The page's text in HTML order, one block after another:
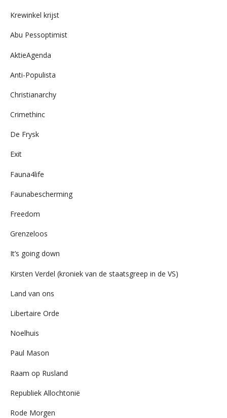
Krewinkel krijst
Abu Pessoptimist
AktieAgenda
Anti-Populista
Christianarchy
Crimethinc
De Frysk
Exit
Fauna4life
Faunabescherming
Freedom
Grenzeloos
It’s going down
Kirsten Verdel (kroniek van de staatsgreep in de VS)
Land van ons
Libertaire Orde
Noelhuis
Paul Mason
Raam op Rusland
Republiek Allochtonië
Rode Morgen